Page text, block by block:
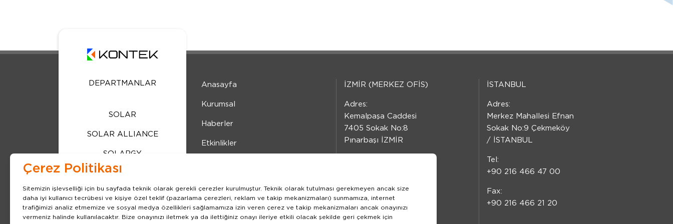
Çerez Politikası
Sitemizin işlevselliği için bu sayfada teknik olarak gerekli çerezler kurulmuştur. Teknik olarak tutulması gerekmeyen ancak size
daha iyi kullanıcı tecrübesi ve kişiye özel teklif (pazarlama çerezleri, reklam ve takip mekanizmaları) sunmamıza, internet
trafiğimizi analiz etmemize ve sosyal medya özellikleri sağlamamıza izin veren çerez ve takip mekanizmaları ancak onayınızı
vermeniz halinde kullanılacaktır. Bize onayınızı iletmek ya da ilettiğiniz onayı ileriye etkili olacak şekilde geri çekmek için
DEPARTMANLAR
SOLAR
SOLAR ALLIANCE
SOLARGY
ENGINEERING DRIVES
ENERGY STORAGE
DRIVES
Anasayfa
Kurumsal
Haberler
Etkinlikler
KVKK
Çerez Politikası
İZMİR (MERKEZ OFİS)
Adres:
Kemalpaşa Caddesi
7405 Sokak No:8
Pınarbaşı İZMİR
Fax:
+90 232 479 91 91
İSTANBUL
Adres:
Merkez Mahallesi Efnan
Sokak No:9 Çekmeköy
/ İSTANBUL
Tel:
+90 216 466 47 00
Fax:
+90 216 466 21 20